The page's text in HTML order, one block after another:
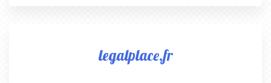
legalplace.fr